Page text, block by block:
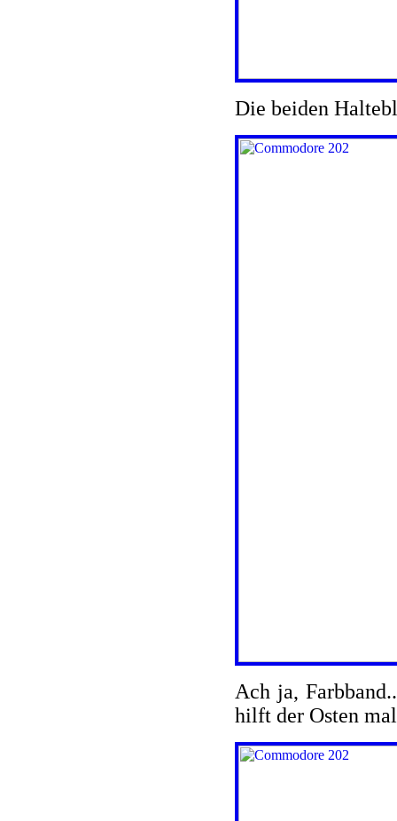
Die beiden
Ach ja,
hilft der Osten